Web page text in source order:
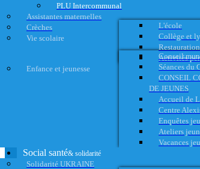
PLU Intercommunal
Assistantes maternelles
Crèches
Vie scolaire
L'école
Collège et
Activités
Enfance et jeunesse
Conseil
Séances du
CONSEIL
DE JEUNES
Accueil de
Centre
Enquêtes
Ateliers
Vacances
Social santé& solidarité
Solidarité UKRAINE